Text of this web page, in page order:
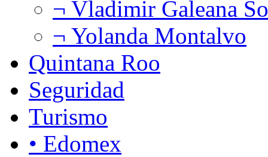
¬ Vladimir Galeana
¬ Yolanda Montalvo
Quintana Roo
Seguridad
Turismo
• Edomex